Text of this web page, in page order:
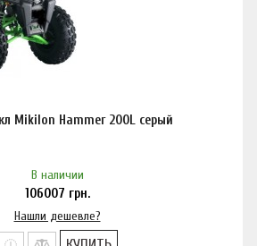
Mikilon Hammer 200L серый
В наличии
106007 грн.
Нашли дешевле?